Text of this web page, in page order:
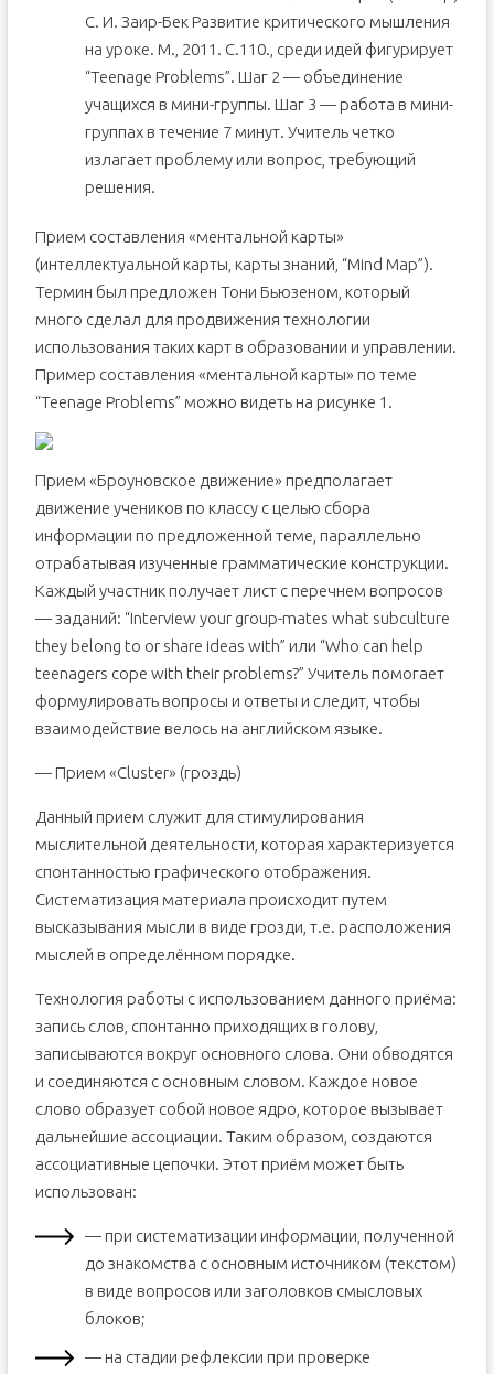
С. И. Заир-Бек Развитие критического мышления
на уроке. М., 2011. С.110., среди идей фигурирует
“Teenage Problems”. Шаг 2 — объединение
учащихся в мини-группы. Шаг 3 — работа в мини-
группах в течение 7 минут. Учитель четко
излагает проблему или вопрос, требующий
решения.
Прием составления «ментальной карты»
(интеллектуальной карты, карты знаний, “Mind Map”).
Термин был предложен Тони Бьюзеном, который
много сделал для продвижения технологии
использования таких карт в образовании и управлении.
Пример составления «ментальной карты» по теме
“Teenage Problems” можно видеть на рисунке 1.
Прием «Броуновское движение» предполагает
движение учеников по классу с целью сбора
информации по предложенной теме, параллельно
отрабатывая изученные грамматические конструкции.
Каждый участник получает лист с перечнем вопросов
— заданий: “Interview your group-mates what subculture
they belong to or share ideas with” или “Who can help
teenagers cope with their problems?” Учитель помогает
формулировать вопросы и ответы и следит, чтобы
взаимодействие велось на английском языке.
— Прием «Cluster» (гроздь)
Данный прием служит для стимулирования
мыслительной деятельности, которая характеризуется
спонтанностью графического отображения.
Систематизация материала происходит путем
высказывания мысли в виде грозди, т.е. расположения
мыслей в определённом порядке.
Технология работы с использованием данного приёма:
запись слов, спонтанно приходящих в голову,
записываются вокруг основного слова. Они обводятся
и соединяются с основным словом. Каждое новое
слово образует собой новое ядро, которое вызывает
дальнейшие ассоциации. Таким образом, создаются
ассоциативные цепочки. Этот приём может быть
использован:
— при систематизации информации, полученной
до знакомства с основным источником (текстом)
в виде вопросов или заголовков смысловых
блоков;
— на стадии рефлексии при проверке